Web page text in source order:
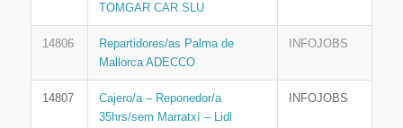
TOMGAR CAR SLU
14806
Repartidores/as Palma de
Mallorca ADECCO
INFOJOBS
14807
Cajero/a – Reponedor/a
35hrs/sem Marratxí – Lidl
INFOJOBS